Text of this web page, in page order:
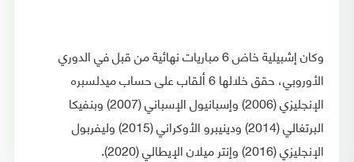
وكان إشبيلية خاض 6 مباريات نهائية من قبل في الدوري
الأوروبي، حقق خلالها 6 ألقاب على حساب ميدلسبره
الإنجليزي (2006) وإسبانيول الإسباني (2007) وبنفيكا
البرتغالي (2014) ودينيبرو الأوكراني (2015) وليفربول
الإنجليزي (2016) وإنتر ميلان الإيطالي (2020).